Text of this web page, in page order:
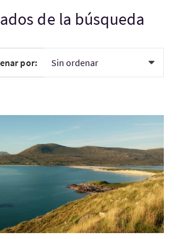
de la búsqueda
por:
Wildlife Tour — Summer in the Outer